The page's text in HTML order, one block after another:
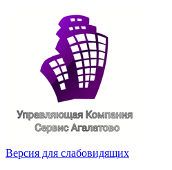
Версия для слабовидящих